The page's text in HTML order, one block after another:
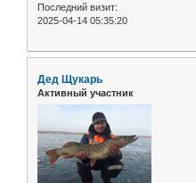
Последний визит:
2025-04-14 05:35:20
Дед Щукарь
Активный участник